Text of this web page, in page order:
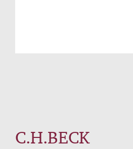
C.H.BECK